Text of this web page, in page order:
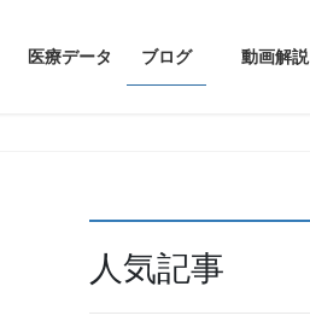
医療データ ブログ 動画解説
人気記事